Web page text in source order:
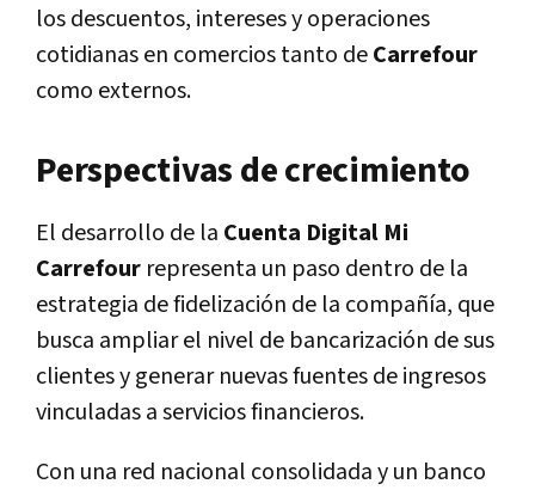
los descuentos, intereses y operaciones
cotidianas en comercios tanto deCarrefour
como externos.
Perspectivas de crecimiento
El desarrollo de la Cuenta Digital Mi
Carrefour representa un paso dentro de la
estrategia de fidelización de la compañía, que
busca ampliar el nivel de bancarización de sus
clientes y generar nuevas fuentes de ingresos
vinculadas a servicios financieros.
Con una red nacional consolidada y un banco